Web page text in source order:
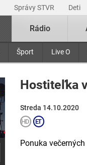
Správy STVR Deti
Šport Live O
Rádio
Hostiteľka
Streda 14.10.2020
Ponuka